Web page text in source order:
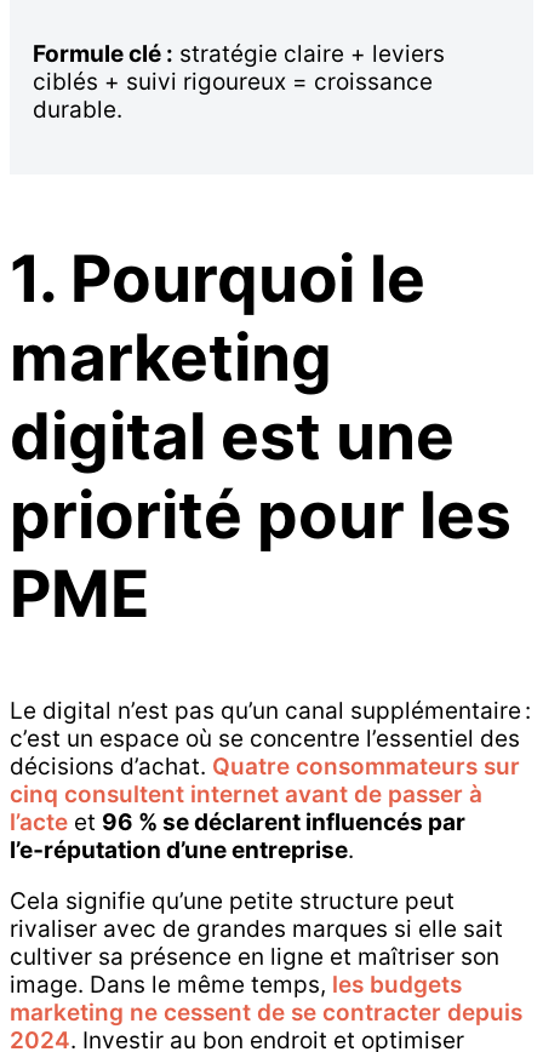
Formule clé : stratégie claire + leviers
ciblés + suivi rigoureux = croissance
durable.
1. Pourquoi le
marketing
digital est une
priorité pour les
PME
Le digital n’est pas qu’un canal supplémentaire :
c’est un espace où se concentre l’essentiel des
décisions d’achat. Quatre consommateurs sur
cinq consultent internet avant de passer à
l’acte et 96 % se déclarent influencés par
l’e‑réputation d’une entreprise.
Cela signifie qu’une petite structure peut
rivaliser avec de grandes marques si elle sait
cultiver sa présence en ligne et maîtriser son
image. Dans le même temps, les budgets
marketing ne cessent de se contracter depuis
2024. Investir au bon endroit et optimiser